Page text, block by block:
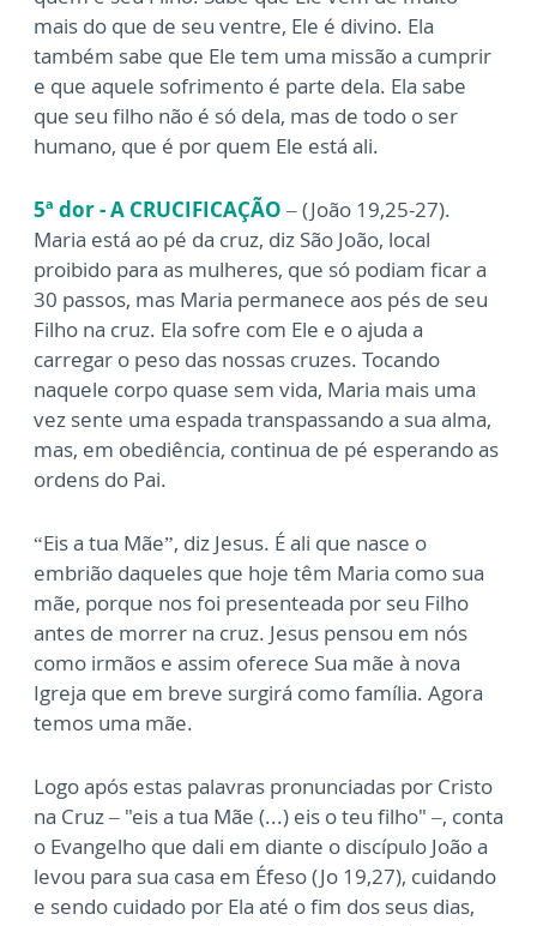
mais do que de seu ventre, Ele é divino. Ela
também sabe que Ele tem uma missão a cumprir
e que aquele sofrimento é parte dela. Ela sabe
que seu filho não é só dela, mas de todo o ser
humano, que é por quem Ele está ali.
5ª dor - A CRUCIFICAÇÃO – (João 19,25-27).
Maria está ao pé da cruz, diz São João, local
proibido para as mulheres, que só podiam ficar a
30 passos, mas Maria permanece aos pés de seu
Filho na cruz. Ela sofre com Ele e o ajuda a
carregar o peso das nossas cruzes. Tocando
naquele corpo quase sem vida, Maria mais uma
vez sente uma espada transpassando a sua alma,
mas, em obediência, continua de pé esperando as
ordens do Pai.
“Eis a tua Mãe”, diz Jesus. É ali que nasce o
embrião daqueles que hoje têm Maria como sua
mãe, porque nos foi presenteada por seu Filho
antes de morrer na cruz. Jesus pensou em nós
como irmãos e assim oferece Sua mãe à nova
Igreja que em breve surgirá como família. Agora
temos uma mãe.
Logo após estas palavras pronunciadas por Cristo
na Cruz – "eis a tua Mãe (...) eis o teu filho" –, conta
o Evangelho que dali em diante o discípulo João a
levou para sua casa em Éfeso (Jo 19,27), cuidando
e sendo cuidado por Ela até o fim dos seus dias,